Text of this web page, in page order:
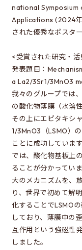
カリキュラム・
年間スケジュール
施設・設備
先輩たちの声・進路
所属学生の声
卒業生の進路
進学にあたって
ガイダンスについ
進学に関するQ&A
電気系進学選択
national Symposium
Applications (2024
された優秀なポスタ
<受賞された研究・
発表題目：
a La2/3Sr1/3MnO3
我々のグループでは
の酸化物薄膜（水溶
その上にエピタキシ
1/3MnO3（LSMO）
ことに成功していま
では、酸化物基板上
ることが分かってい
大のメカニズムを、
り、世界で初めて解
化することでLSMO
しており、薄膜中の
互作用という強磁性
しました。